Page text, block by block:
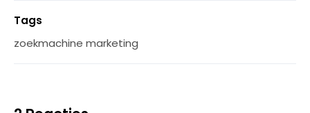
Tags
zoekmachine marketing